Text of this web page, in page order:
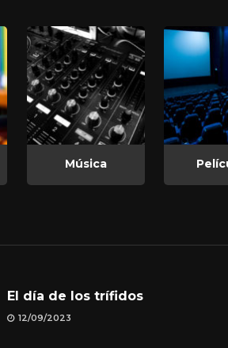
Música
El día de los trífidos
12/09/2023